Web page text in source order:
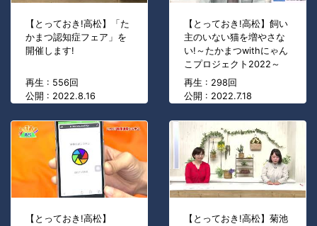
【とっておき!高松】「た
かまつ認知症フェア」を
開催します!
再生 : 556回
公開 : 2022.8.16
【とっておき!高松】飼い
主のいない猫を増やさな
い!～たかまつwithにゃん
こプロジェクト2022～
再生 : 298回
公開 : 2022.7.18
【とっておき!高松】
【とっておき!高松】菊池